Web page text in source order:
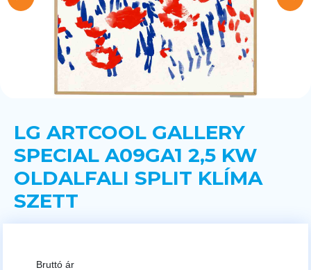
LG ARTCOOL GALLERY
SPECIAL A09GA1 2,5 KW
OLDALFALI SPLIT KLÍMA
SZETT
Bruttó ár